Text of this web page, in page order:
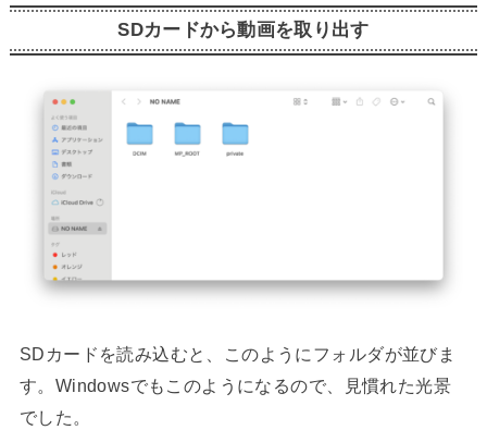
SDカードから動画を取り出す
SDカードを読み込むと、このようにフォルダが並びま
す。Windowsでもこのようになるので、見慣れた光景
でした。